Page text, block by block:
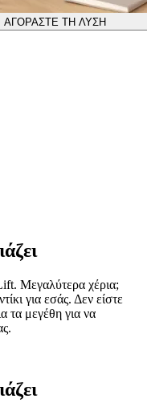
ΑΓΟΡΑΣΤΕ ΤΗ ΛΥΣΗ
Μεγαλύτερα χέρια;
για εσάς. Δεν είστε
τα μεγέθη για να